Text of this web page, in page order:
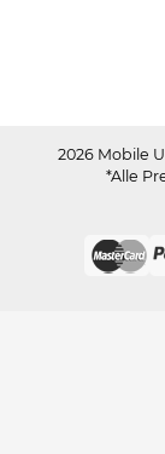
2026 Mobile
*Alle